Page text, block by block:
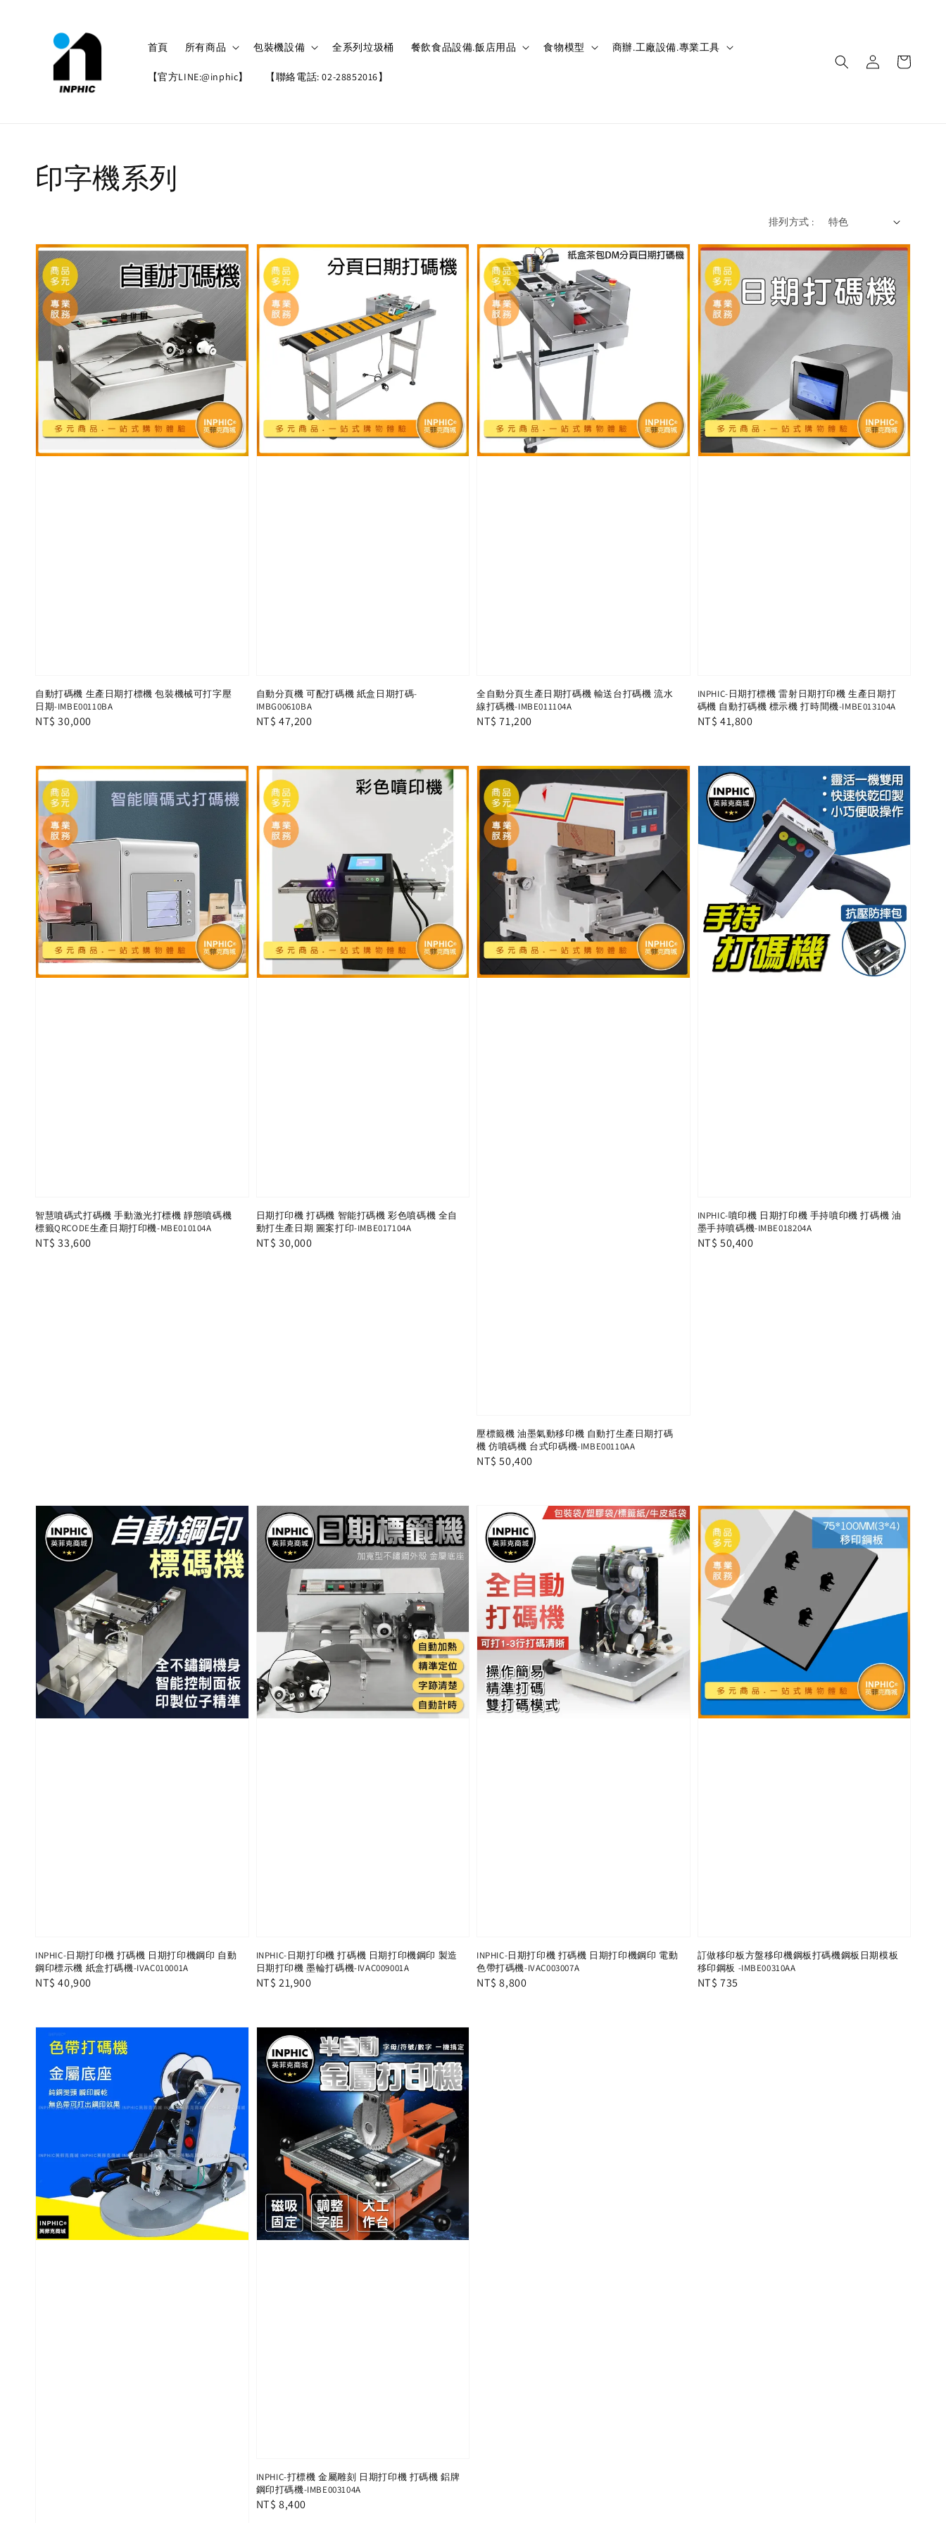
首頁 所有商品 包裝機設備 全系列垃圾桶 餐飲食品設備.飯店用品 食物模型 商辦.工廠設備.專業工具
【官方LINE:@inphic】 【聯絡電話: 02-28852016】
印字機系列
排列方式 :
自動打碼機 生產日期打標機 包裝機械可打字壓
日期-IMBE00110BA
Regular
NT$ 30,000
自動分頁機 可配打碼機 紙盒日期打碼-
IMBG00610BA
Regular
NT$ 47,200
全自動分頁生產日期打碼機 輸送台打碼機 流水
線打碼機-IMBE011104A
Regular
NT$ 71,200
INPHIC-日期打標機 雷射日期打印機 生產日期打
碼機 自動打碼機 標示機 打時間機-IMBE013104A
Regular
NT$ 41,800
智慧噴碼式打碼機 手動激光打標機 靜態噴碼機
標籤QRCODE生產日期打印機-MBE010104A
Regular
NT$ 33,600
日期打印機 打碼機 智能打碼機 彩色噴碼機 全自
動打生產日期 圖案打印-IMBE017104A
Regular
NT$ 30,000
壓標籤機 油墨氣動移印機 自動打生產日期打碼
機 仿噴碼機 台式印碼機-IMBE00110AA
Regular
NT$ 50,400
INPHIC-噴印機 日期打印機 手持噴印機 打碼機 油
墨手持噴碼機-IMBE018204A
Regular
NT$ 50,400
INPHIC-日期打印機 打碼機 日期打印機鋼印 自動
鋼印標示機 紙盒打碼機-IVAC010001A
Regular
NT$ 40,900
INPHIC-日期打印機 打碼機 日期打印機鋼印 製造
日期打印機 墨輪打碼機-IVAC009001A
Regular
NT$ 21,900
INPHIC-日期打印機 打碼機 日期打印機鋼印 電動
色帶打碼機-IVAC003007A
Regular
NT$ 8,800
訂做移印板方盤移印機鋼板打碼機鋼板日期模板
移印鋼板 -IMBE00310AA
Regular
NT$ 735
INPHIC-打標機 金屬雕刻 日期打印機 打碼機 鋁牌
鋼印打碼機-IMBE003104A
Regular
NT$ 8,400